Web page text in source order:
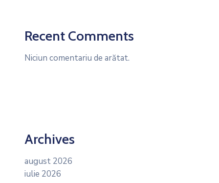
Recent Comments
Niciun comentariu de arătat.
Archives
august 2026
iulie 2026